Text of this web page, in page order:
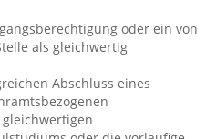
oder ein von
als gleichwertig
Abschluss eines